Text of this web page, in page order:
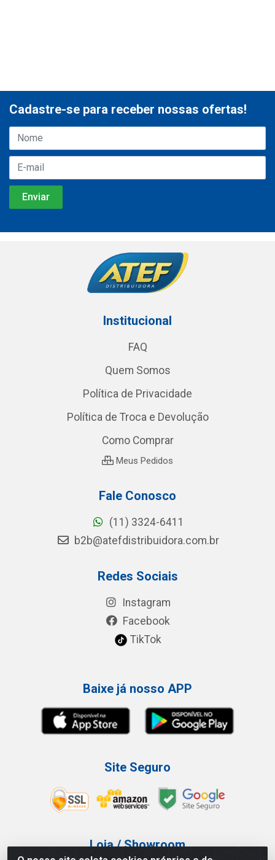
Cadastre-se para receber nossas ofertas!
Institucional
FAQ
Quem Somos
Política de Privacidade
Política de Troca e Devolução
Como Comprar
Meus Pedidos
Fale Conosco
(11) 3324-6411
b2b@atefdistribuidora.com.br
Redes Sociais
Instagram
Facebook
TikTok
Baixe já nosso APP
Site Seguro
Loja / Showroom